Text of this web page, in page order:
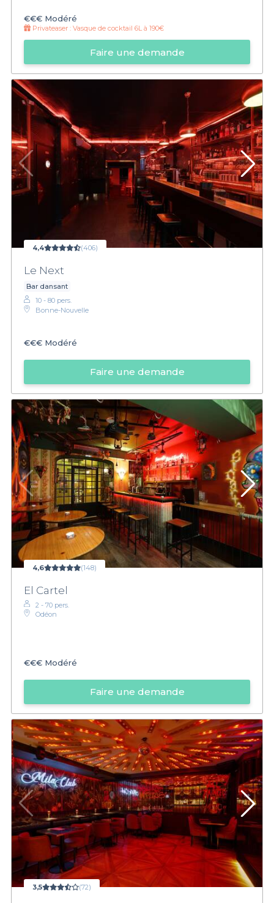
€€€ Modéré
Privateaser : Vasque de cocktail 6L à 190€
Faire une demande
4,4 (406)
Le Next
Bar dansant
10 - 80 pers.
Bonne-Nouvelle
€€€ Modéré
Faire une demande
4,6 (148)
El Cartel
2 - 70 pers.
Odéon
€€€ Modéré
Faire une demande
3,5 (72)